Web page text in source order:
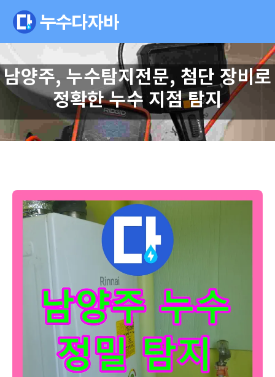
남양주, 누수탐지전문, 첨단 장비로
정확한 누수 지점 탐지